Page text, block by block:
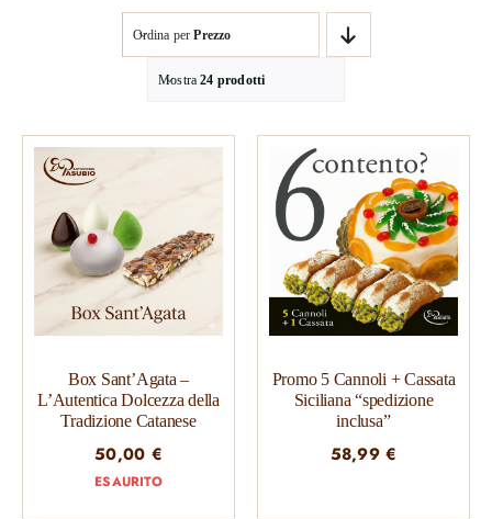
Ordina perPrezzo
Mostra24 prodotti
Box Sant’Agata –
L’Autentica Dolcezza della
Tradizione Catanese
50,00 €
ESAURITO
Promo 5 Cannoli + Cassata
Siciliana “spedizione
inclusa”
58,99€